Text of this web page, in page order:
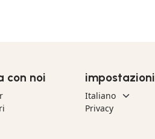
con noi impostazioni
Privacy